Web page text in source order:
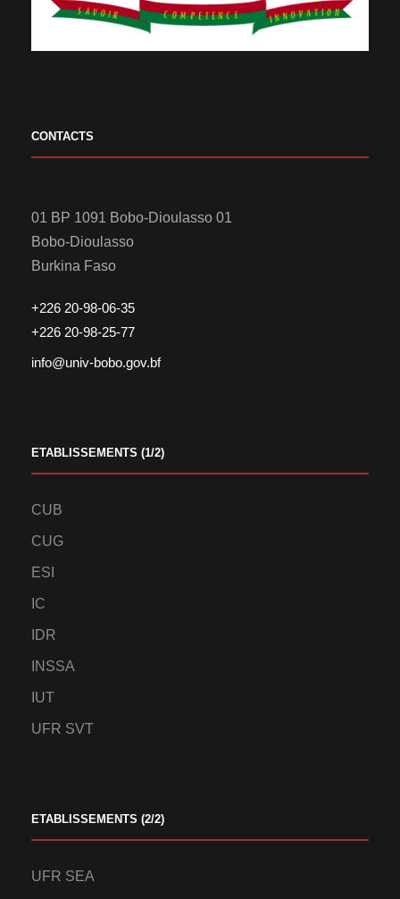
CONTACTS
01 BP 1091 Bobo-Dioulasso 01
Bobo-Dioulasso
Burkina Faso
+226 20-98-06-35
+226 20-98-25-77
info@univ-bobo.gov.bf
ETABLISSEMENTS (1/2)
CUB
CUG
ESI
IC
IDR
INSSA
IUT
UFR SVT
ETABLISSEMENTS (2/2)
UFR SEA